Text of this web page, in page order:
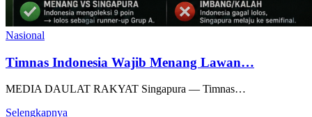
Nasional
Timnas Indonesia Wajib Menang Lawan…
MEDIA DAULAT RAKYAT Singapura — Timnas…
Selengkapnya